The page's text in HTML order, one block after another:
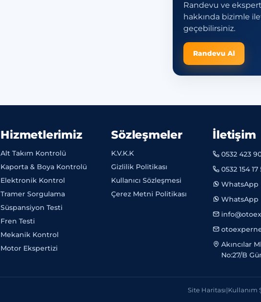
Randevu ve
hakkında bizimle
geçebilirsiniz.
Randevu Al
Hizmetlerimiz
Alt Takım Kontrolü
Kaporta & Boya Kontrolü
Elektronik Kontrol
Tramer Sorgulama
Süspansiyon Testi
Fren Testi
Mekanik Kontrol
Motor Ekspertizi
Sözleşmeler
K.V.K.K
Gizlilik Politikası
Kullanıcı Sözleşmesi
Çerez Metni Politikası
İletişim
0532 423
0532 154 17
WhatsApp
WhatsApp
Akıncılar
No:27/B
Site Haritası|Kullanım